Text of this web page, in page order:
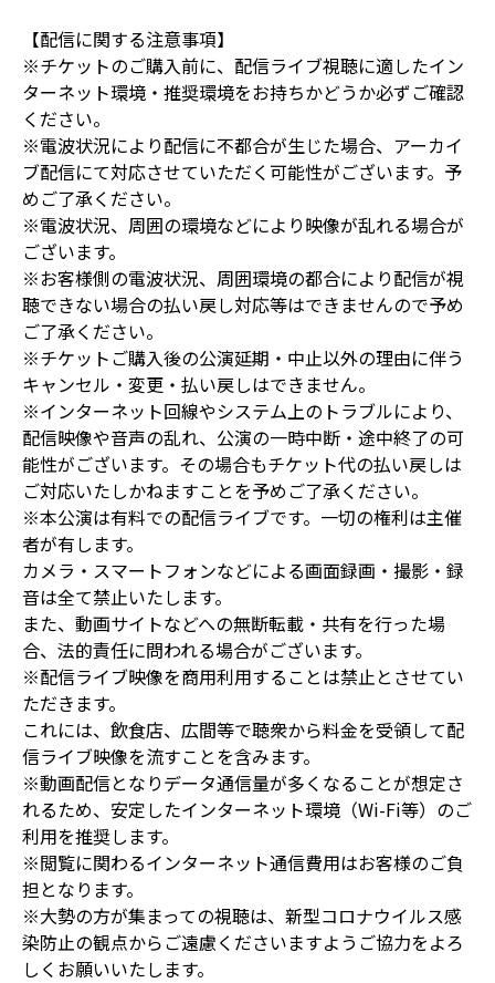
【配信に関する注意事項】
※チケットのご購入前に、配信ライブ視聴に適したイン
ターネット環境・推奨環境をお持ちかどうか必ずご確認
ください。
※電波状況により配信に不都合が生じた場合、アーカイ
ブ配信にて対応させていただく可能性がございます。予
めご了承ください。
※電波状況、周囲の環境などにより映像が乱れる場合が
ございます。
※お客様側の電波状況、周囲環境の都合により配信が視
聴できない場合の払い戻し対応等はできませんので予め
ご了承ください。
※チケットご購入後の公演延期・中止以外の理由に伴う
キャンセル・変更・払い戻しはできません。
※インターネット回線やシステム上のトラブルにより、
配信映像や音声の乱れ、公演の一時中断・途中終了の可
能性がございます。その場合もチケット代の払い戻しは
ご対応いたしかねますことを予めご了承ください。
※本公演は有料での配信ライブです。一切の権利は主催
者が有します。
カメラ・スマートフォンなどによる画面録画・撮影・録
音は全て禁止いたします。
また、動画サイトなどへの無断転載・共有を行った場
合、法的責任に問われる場合がございます。
※配信ライブ映像を商用利用することは禁止とさせてい
ただきます。
これには、飲食店、広間等で聴衆から料金を受領して配
信ライブ映像を流すことを含みます。
※動画配信となりデータ通信量が多くなることが想定さ
れるため、安定したインターネット環境（Wi-Fi等）のご
利用を推奨します。
※閲覧に関わるインターネット通信費用はお客様のご負
担となります。
※大勢の方が集まっての視聴は、新型コロナウイルス感
染防止の観点からご遠慮くださいますようご協力をよろ
しくお願いいたします。